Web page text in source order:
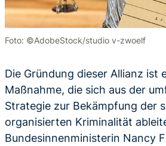
Foto: ©AdobeStock/studio v-zwoelf
Die Gründung dieser Allianz ist
Maßnahme, die sich aus der
Strategie zur Bekämpfung der
organisierten Kriminalität
Bundesinnenministerin Nancy